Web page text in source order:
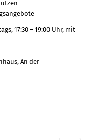
17:30 – 19:00 Uhr, mit
An der